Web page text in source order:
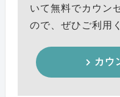
いて無料でカウン
ので、ぜひご利用
カウ